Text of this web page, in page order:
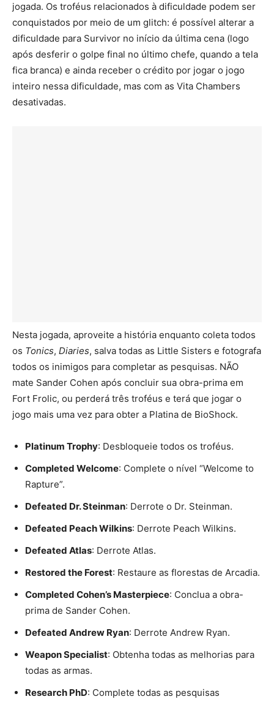
jogada. Os troféus relacionados à dificuldade podem ser
conquistados por meio de um glitch: é possível alterar a
dificuldade para Survivor no início da última cena (logo
após desferir o golpe final no último chefe, quando a tela
fica branca) e ainda receber o crédito por jogar o jogo
inteiro nessa dificuldade, mas com as Vita Chambers
desativadas.
Nesta jogada, aproveite a história enquanto coleta todos
os Tonics, Diaries, salva todas as Little Sisters e fotografa
todos os inimigos para completar as pesquisas. NÃO
mate Sander Cohen após concluir sua obra-prima em
Fort Frolic, ou perderá três troféus e terá que jogar o
jogo mais uma vez para obter a Platina de BioShock.
Platinum Trophy: Desbloqueie todos os troféus.
Completed Welcome: Complete o nível “Welcome to
Rapture”.
Defeated Dr. Steinman: Derrote o Dr. Steinman.
Defeated Peach Wilkins: Derrote Peach Wilkins.
Defeated Atlas: Derrote Atlas.
Restored the Forest: Restaure as florestas de Arcadia.
Completed Cohen’s Masterpiece: Conclua a obra-
prima de Sander Cohen.
Defeated Andrew Ryan: Derrote Andrew Ryan.
Weapon Specialist: Obtenha todas as melhorias para
todas as armas.
Research PhD: Complete todas as pesquisas